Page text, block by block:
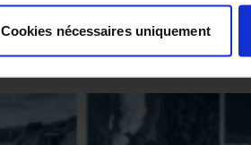
Cookies nécessaires uniquement